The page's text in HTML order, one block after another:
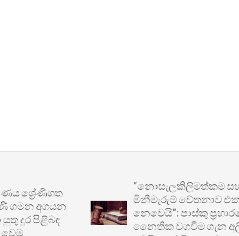
ශ්‍රේණිගත
අගයන
පිළිබඳ
“නොසැලකිලිමත්කම සහ
මිනීමැරුම් චේතනාව එකක්
නෙවෙයි”: පාස්කු ප්‍රහාරයේ
නෛතික වගවීම ගැන අලි